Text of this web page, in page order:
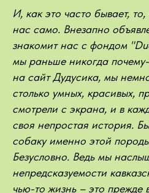
И, как это часто бывает,
нас само. Внезапно
знакомит нас с фондом
мы раньше никогда
на сайт Дудусика, мы
столько умных, красивых,
смотрели с экрана, и в
своя непростая история.
собаку именно этой
Безусловно. Ведь мы
непредсказуемости
чью-то жизнь – это прежде